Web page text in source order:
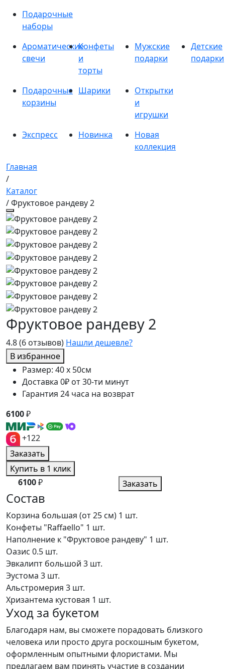
Подарочные
наборы
Ароматические
свечи
Конфеты
и
торты
Мужские
подарки
Детские
подарки
Подарочные
корзины
Шарики
Открытки
и
игрушки
Экспресс
Новинка
Новая
коллекция
Главная
/
Каталог
/ Фруктовое рандеву 2
4.8(6 отзывов) Нашли дешевле?
В избранное
Фруктовое рандеву 2
Размер: 40 x 50см
Доставка 0₽ от 30-ти минут
Гарантия 24 часа на возврат
6100₽
+122
Заказать
Купить в 1 клик
6100₽ Заказать
Состав
Корзина большая (от 25 см) 1 шт.
Конфеты "Raffaello" 1 шт.
Наполнение к "Фруктовое рандеву" 1 шт.
Оазис 0.5 шт.
Эвкалипт большой 3 шт.
Эустома 3 шт.
Альстромерия 3 шт.
Хризантема кустовая 1 шт.
Уход за букетом
Благодаря нам, вы сможете порадовать близкого
человека или просто друга роскошным букетом,
оформленным опытными флористами. Мы
предлагаем вам принять участие в создании